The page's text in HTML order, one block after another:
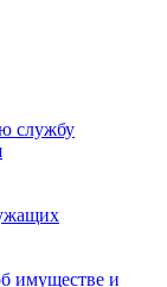
службу
имуществе и